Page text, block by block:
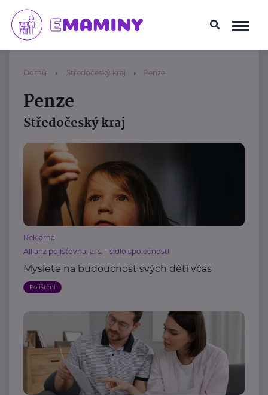
Domů Středočeský kraj Penze
Penze
Středočeský kraj
Reklama
Allianz pojišťovna, a. s. - sídlo společnosti
Myslete na budoucnost svých dětí včas
Pojištění